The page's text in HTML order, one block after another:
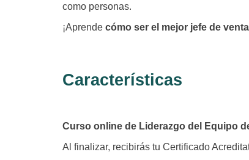
como personas.
¡Aprende cómo ser el mejor jefe de
Características
Curso online de Liderazgo del Equipo
Al finalizar, recibirás tu Certificado